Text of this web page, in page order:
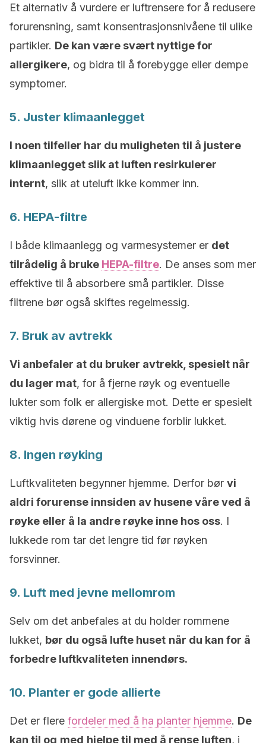
Et alternativ å vurdere er luftrensere for å redusere
forurensning, samt konsentrasjonsnivåene til ulike
partikler. De kan være svært nyttige for
allergikere, og bidra til å forebygge eller dempe
symptomer.
5. Juster klimaanlegget
I noen tilfeller har du muligheten til å justere
klimaanlegget slik at luften resirkulerer
internt, slik at uteluft ikke kommer inn.
6. HEPA-filtre
I både klimaanlegg og varmesystemer er det
tilrådelig å bruke HEPA-filtre. De anses som mer
effektive til å absorbere små partikler. Disse
filtrene bør også skiftes regelmessig.
7. Bruk av avtrekk
Vi anbefaler at du bruker avtrekk, spesielt når
du lager mat, for å fjerne røyk og eventuelle
lukter som folk er allergiske mot. Dette er spesielt
viktig hvis dørene og vinduene forblir lukket.
8. Ingen røyking
Luftkvaliteten begynner hjemme. Derfor bør vi
aldri forurense innsiden av husene våre ved å
røyke eller å la andre røyke inne hos oss. I
lukkede rom tar det lengre tid før røyken
forsvinner.
9. Luft med jevne mellomrom
Selv om det anbefales at du holder rommene
lukket, bør du også lufte huset når du kan for å
forbedre luftkvaliteten innendørs.
10. Planter er gode allierte
Det er flere fordeler med å ha planter hjemme. De
kan til og med hjelpe til med å rense luften, i